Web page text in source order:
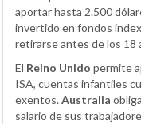
aportar hasta 2.500
invertido en fondos
retirarse antes de los 18
El Reino Unido permite
ISA, cuentas infantiles
exentos.Australia
salario de sus